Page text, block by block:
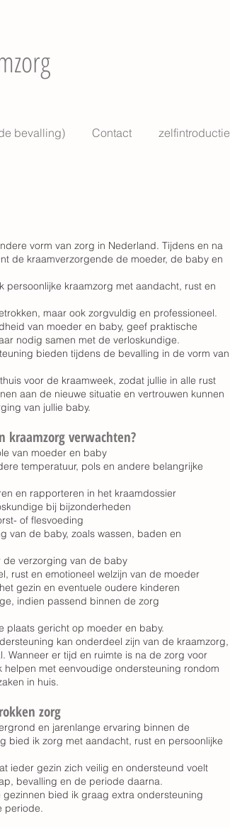
bevalling) Contact zelfintroductie
vorm van zorg in Nederland. Tijdens en na
de kraamverzorgende de moeder, de baby en
persoonlijke kraamzorg met aandacht, rust en
maar ook zorgvuldig en professioneel.
van moeder en baby, geef praktische
nodig samen met de verloskundige.
bieden tijdens de bevalling in de vorm van
voor de kraamweek, zodat jullie in alle rust
aan de nieuwe situatie en vertrouwen kunnen
van jullie baby.
kraamzorg verwachten?
van moeder en baby
temperatuur, pols en andere belangrijke
en rapporteren in het kraamdossier
bij bijzonderheden
of flesvoeding
van de baby, zoals wassen, baden en
de verzorging van de baby
rust en emotioneel welzijn van de moeder
gezin en eventuele oudere kinderen
indien passend binnen de zorg
plaats gericht op moeder en baby.
kan onderdeel zijn van de kraamzorg,
Wanneer er tijd en ruimte is na de zorg voor
helpen met eenvoudige ondersteuning rondom
in huis.
zorg
en jarenlange ervaring binnen de
bied ik zorg met aandacht, rust en persoonlijke
ieder gezin zich veilig en ondersteund voelt
bevalling en de periode daarna.
gezinnen bied ik graag extra ondersteuning
periode.